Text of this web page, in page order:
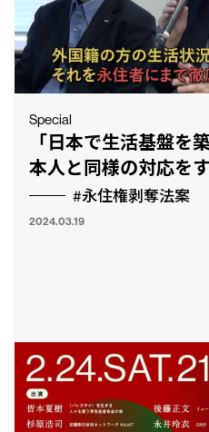
Special
「日本で生活基盤を
本人と同様の対応をす
#永住権剥奪法案
2024.03.19